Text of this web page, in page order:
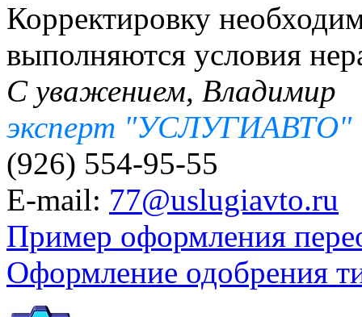
Корректировку
выполняются условия
С уважением, Владимир
эксперт "УСЛУГИАВТО"
(926) 554-95-55
E-mail: 77@uslugiavto.ru
Пример оформления
Оформление одобрения